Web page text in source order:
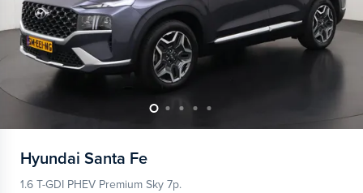
Hyundai Santa Fe
1.6 T-GDI PHEV Premium Sky 7p.